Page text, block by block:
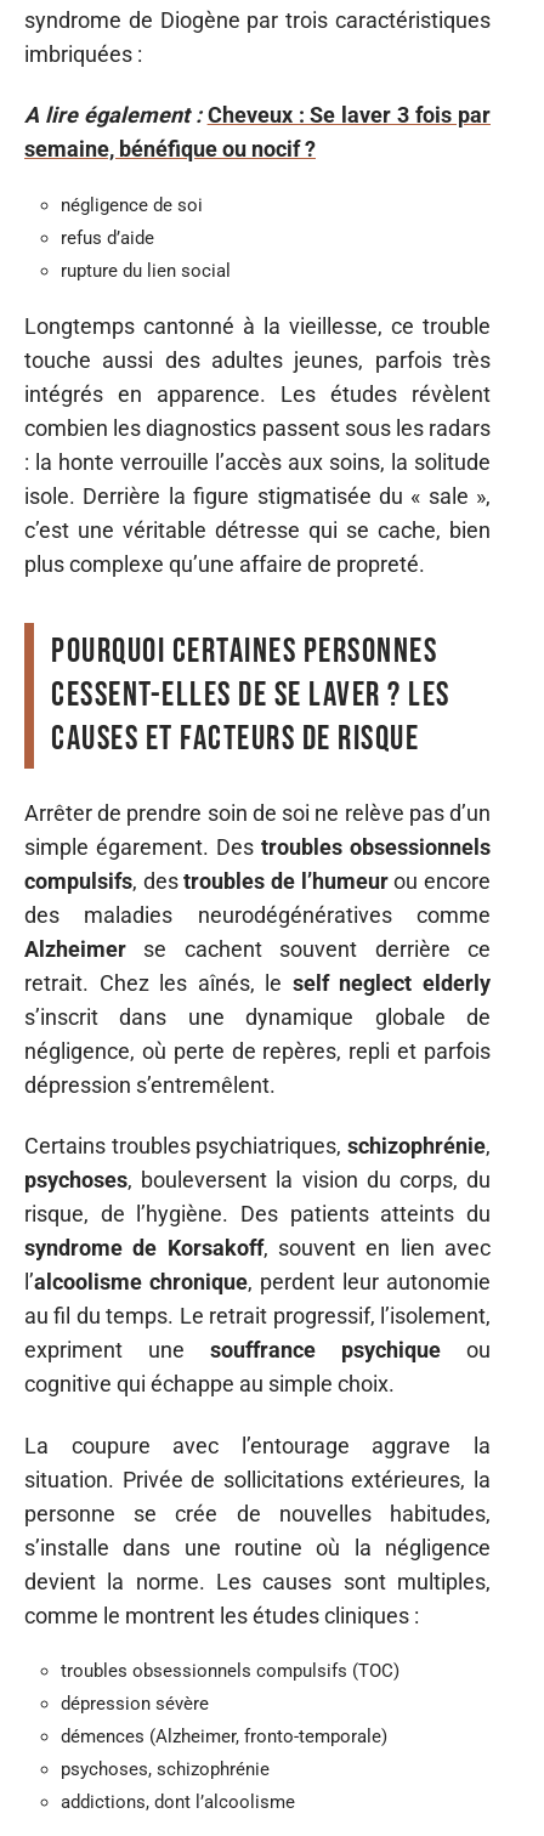
syndrome de Diogène par trois caractéristiques
imbriquées :
A lire également : Cheveux : Se laver 3 fois par
semaine, bénéfique ou nocif ?
négligence de soi
refus d’aide
rupture du lien social
Longtemps cantonné à la vieillesse, ce trouble
touche aussi des adultes jeunes, parfois très
intégrés en apparence. Les études révèlent
combien les diagnostics passent sous les radars
: la honte verrouille l’accès aux soins, la solitude
isole. Derrière la figure stigmatisée du « sale »,
c’est une véritable détresse qui se cache, bien
plus complexe qu’une affaire de propreté.
Pourquoi certaines personnes
cessent-elles de se laver ? Les
causes et facteurs de risque
Arrêter de prendre soin de soi ne relève pas d’un
simple égarement. Des troubles obsessionnels
compulsifs, destroubles de l’humeurou encore
des maladies neurodégénératives comme
Alzheimer se cachent souvent derrière ce
retrait. Chez les aînés, le self neglect elderly
s’inscrit dans une dynamique globale de
négligence, où perte de repères, repli et parfois
dépression s’entremêlent.
Certains troubles psychiatriques, schizophrénie,
psychoses, bouleversent la vision du corps, du
risque, de l’hygiène. Des patients atteints du
syndrome de Korsakoff, souvent en lien avec
l’alcoolisme chronique, perdent leur autonomie
au fil du temps. Le retrait progressif, l’isolement,
expriment une souffrance psychique ou
cognitive qui échappe au simple choix.
La coupure avec l’entourage aggrave la
situation. Privée de sollicitations extérieures, la
personne se crée de nouvelles habitudes,
s’installe dans une routine où la négligence
devient la norme. Les causes sont multiples,
comme le montrent les études cliniques :
troubles obsessionnels compulsifs (TOC)
dépression sévère
démences (Alzheimer, fronto-temporale)
psychoses, schizophrénie
addictions, dont l’alcoolisme